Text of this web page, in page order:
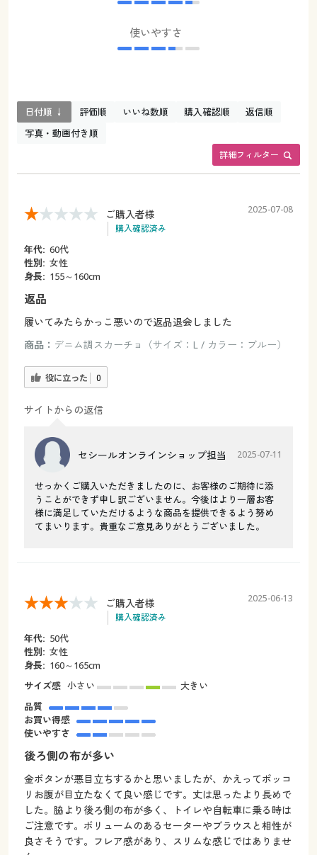
使いやすさ
詳細フィルター
日付順 ↓ 評価順 いいね数順 購入確認順
返信順
写真・動画付き順
ご購入者様
購入確認済み
2025-07-08
年代: 60代
性別: 女性
身長: 155～160cm
返品
履いてみたらかっこ悪いので返品退会しました
商品： デニム調スカーチョ（サイズ：L / カラー：ブルー）
役に立った 0
サイトからの返信
セシールオンラインショップ担当 2025-07-11
せっかくご購入いただきましたのに、お客様のご期待に添
うことができず申し訳ございません。今後はより一層お客
様に満足していただけるような商品を提供できるよう努め
てまいります。貴重なご意見ありがとうございました。
ご購入者様
購入確認済み
2025-06-13
年代: 50代
性別: 女性
身長: 160～165cm
サイズ感 小さい
大きい
品質
お買い得感
使いやすさ
後ろ側の布が多い
金ボタンが悪目立ちするかと思いましたが、かえってポッコ
リお腹が目立たなくて良い感じです。丈は思ったより長めで
した。脇より後ろ側の布が多く、トイレや自転車に乗る時は
ご注意です。ボリュームのあるセーターやブラウスと相性が
良さそうです。フレア感があり、スリムな感じではありませ